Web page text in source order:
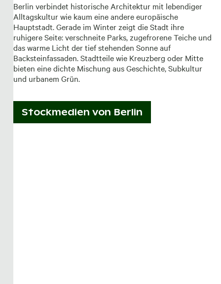
Berlin verbindet historische Architektur mit lebendiger
Alltagskultur wie kaum eine andere europäische
Hauptstadt. Gerade im Winter zeigt die Stadt ihre
ruhigere Seite: verschneite Parks, zugefrorene Teiche und
das warme Licht der tief stehenden Sonne auf
Backsteinfassaden. Stadtteile wie Kreuzberg oder Mitte
bieten eine dichte Mischung aus Geschichte, Subkultur
und urbanem Grün.
Stockmedien von Berlin